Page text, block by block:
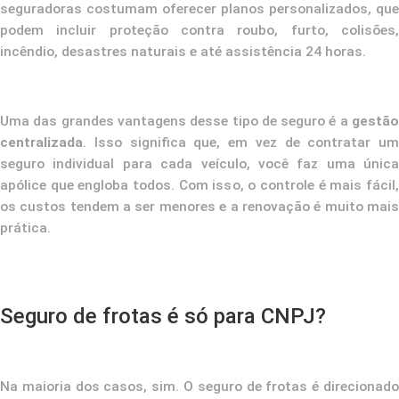
seguradoras costumam oferecer planos personalizados, que
podem incluir proteção contra roubo, furto, colisões,
incêndio, desastres naturais e até assistência 24 horas.
Uma das grandes vantagens desse tipo de seguro é a gestão
centralizada. Isso significa que, em vez de contratar um
seguro individual para cada veículo, você faz uma única
apólice que engloba todos. Com isso, o controle é mais fácil,
os custos tendem a ser menores e a renovação é muito mais
prática.
Seguro de frotas é só para CNPJ?
Na maioria dos casos, sim. O seguro de frotas é direcionado